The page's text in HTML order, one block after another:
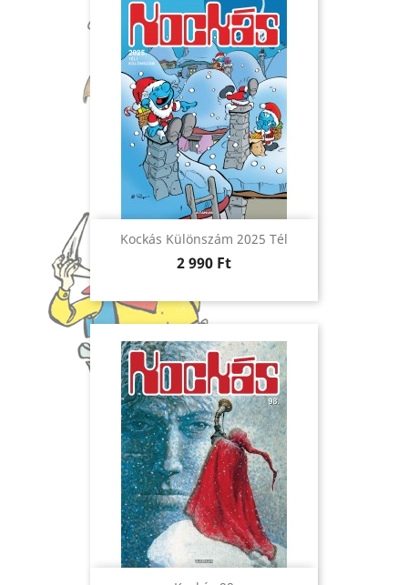
Kockás Különszám 2025 Tél
Ár
2 990 Ft